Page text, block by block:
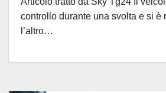
controllo durante una svolta e si è
l’altro…